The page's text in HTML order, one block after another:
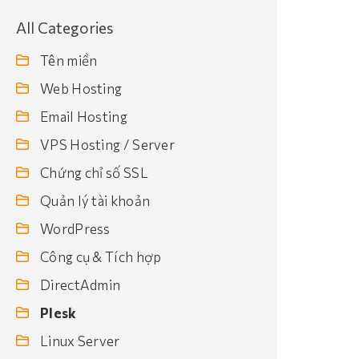
All Categories
Tên miền
Web Hosting
Email Hosting
VPS Hosting / Server
Chứng chỉ số SSL
Quản lý tài khoản
WordPress
Công cụ & Tích hợp
DirectAdmin
Plesk
Linux Server